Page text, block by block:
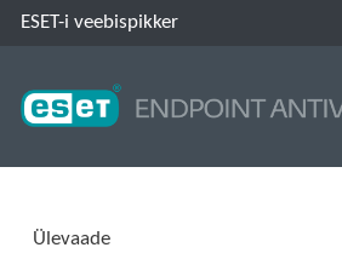
ESET-i veebispikker